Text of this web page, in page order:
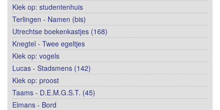
Kiek op: studentenhuis
Terlingen - Namen (bis)
Utrechtse boekenkastjes (168)
Knegtel - Twee egeltjes
Kiek op: vogels
Lucas - Stadsmens (142)
Kiek op: proost
Taams - D.E.M.G.S.T. (45)
Eimans - Bord